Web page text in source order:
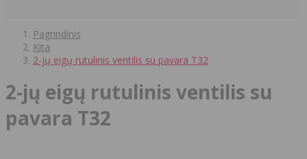
Pagrindinis
Kita
2-jų eigų rutulinis ventilis su pavara T32
2-jų eigų rutulinis ventilis su
pavara T32